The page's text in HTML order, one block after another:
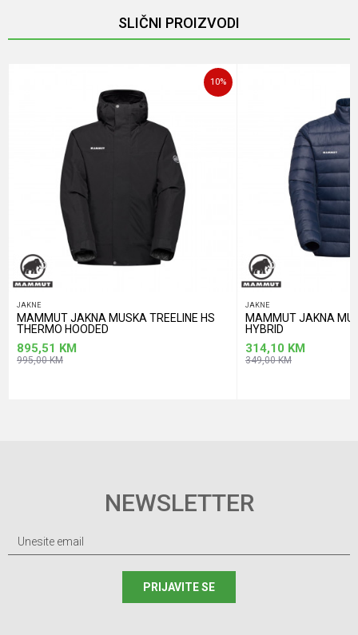
POŠALJI
SLIČNI PROIZVODI
10%
JAKNE
MAMMUT JAKNA MUSKA TREELINE HS
THERMO HOODED
895,51 KM
995,00KM
JAKNE
MAMMUT JAKNA
HYBRID
314,10 KM
349,00KM
NEWSLETTER
PRIJAVITE SE